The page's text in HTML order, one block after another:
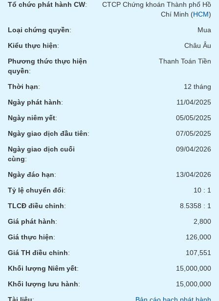
Tổ chức phát hành CW:
CTCP Chứng khoán Thành phố Hồ
Chí Minh (HCM)
Loại chứng quyền:
Mua
Kiểu thực hiện:
Châu Âu
Phương thức thực hiện
quyền:
Thanh Toán Tiền
Thời hạn:
12 tháng
Ngày phát hành:
11/04/2025
Ngày niêm yết:
05/05/2025
Ngày giao dịch đầu tiên:
07/05/2025
Ngày giao dịch cuối
cùng:
09/04/2026
Ngày đáo hạn:
13/04/2026
Tỷ lệ chuyển đổi:
10 : 1
TLCĐ điều chỉnh:
8.5358 : 1
Giá phát hành:
2,800
Giá thực hiện:
126,000
Giá TH điều chỉnh:
107,551
Khối lượng Niêm yết:
15,000,000
Khối lượng lưu hành:
15,000,000
Đào
Sách
tài
chính
Công
đầu
tư
Truyền
tài
chính
Dữ